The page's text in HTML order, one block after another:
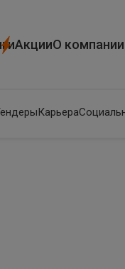
АкцииО компании
Карьера